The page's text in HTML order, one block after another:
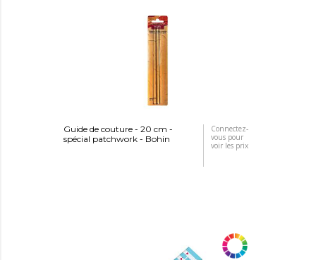
Guide de couture - 20 cm -
spécial patchwork - Bohin
Connectez-
vous pour
voir les prix